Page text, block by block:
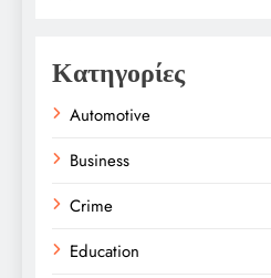
Κατηγορίες
Automotive
Business
Crime
Education